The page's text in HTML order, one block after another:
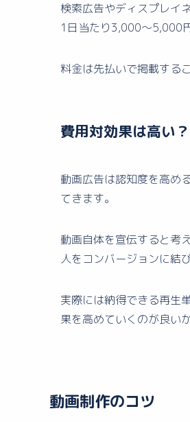
検索広告やディスプレイ
1日当たり3,000〜5,000
料金は先払いで掲載する
費用対効果は高い？
動画広告は認知度を高め
てきます。
動画自体を宣伝すると考
人をコンバージョンに結
実際には納得できる再生
果を高めていくのが良い
動画制作のコツ